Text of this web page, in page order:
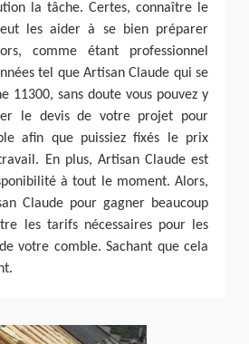
la tâche. Certes, connaître le
les aider à se bien préparer
comme étant professionnel
tel que Artisan Claude qui se
11300, sans doute vous pouvez y
le devis de votre projet pour
afin que puissiez fixés le prix
En plus, Artisan Claude est
à tout le moment. Alors,
Claude pour gagner beaucoup
les tarifs nécessaires pour les
votre comble. Sachant que cela